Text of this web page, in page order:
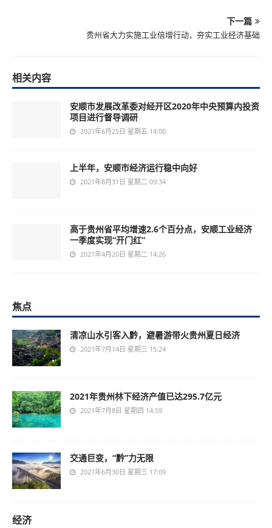
下一篇
贵州省大力实施工业倍增行动，夯实工业经济基础
相关内容
安顺市发展改革委对经开区2020年中央预算内投资
项目进行督导调研
2021年6月25日 星期五 14:00
上半年，安顺市经济运行稳中向好
2021年8月31日 星期二 09:34
高于贵州省平均增速2.6个百分点，安顺工业经济
一季度实现“开门红”
2021年4月20日 星期二 14:26
焦点
清凉山水引客入黔，避暑游带火贵州夏日经济
2021年7月14日 星期三 15:24
2021年贵州林下经济产值已达295.7亿元
2021年7月8日 星期四 14:59
交通巨变，“黔”力无限
2021年6月30日 星期三 17:09
经济